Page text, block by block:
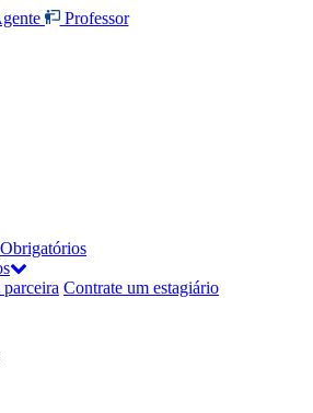
Professor
Obrigatórios
parceira Contrate um estagiário